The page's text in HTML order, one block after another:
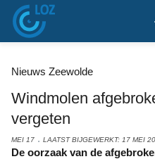
Nieuws Zeewolde
Windmolen
vergeten
MEI 17 LAATST BIJGEWERKT: 17 MEI
De oorzaak van de afgebroken windmolen aan de